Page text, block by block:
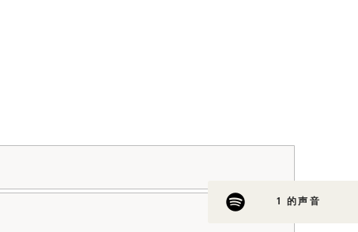
1 的声音